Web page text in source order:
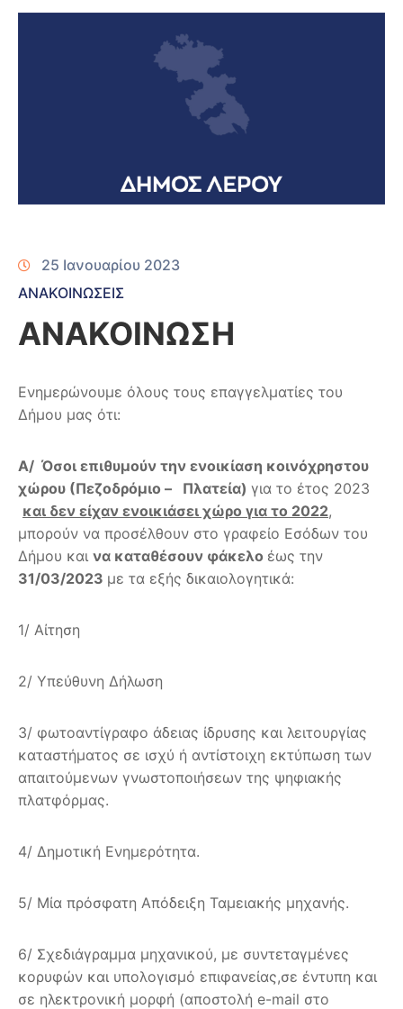
25 Ιανουαρίου 2023
ΑΝΑΚΟΙΝΩΣΕΙΣ
ΑΝΑΚΟΙΝΩΣΗ
Ενημερώνουμε όλους τους επαγγελματίες του
Δήμου μας ότι:
Α/ Όσοι επιθυμούν την ενοικίαση κοινόχρηστου
χώρου (Πεζοδρόμιο – Πλατεία) για το έτος 2023
και δεν είχαν ενοικιάσει χώρο για το 2022,
μπορούν να προσέλθουν στο γραφείο Εσόδων του
Δήμου και να καταθέσουν φάκελο έως την
31/03/2023 με τα εξής δικαιολογητικά:
1/ Αίτηση
2/ Υπεύθυνη Δήλωση
3/ φωτοαντίγραφο άδειας ίδρυσης και λειτουργίας
καταστήματος σε ισχύ ή αντίστοιχη εκτύπωση των
απαιτούμενων γνωστοποιήσεων της ψηφιακής
πλατφόρμας.
4/ Δημοτική Ενημερότητα.
5/ Μία πρόσφατη Απόδειξη Ταμειακής μηχανής.
6/ Σχεδιάγραμμα μηχανικού, με συντεταγμένες
κορυφών και υπολογισμό επιφανείας,σε έντυπη και
σε ηλεκτρονική μορφή (αποστολή e-mail στο